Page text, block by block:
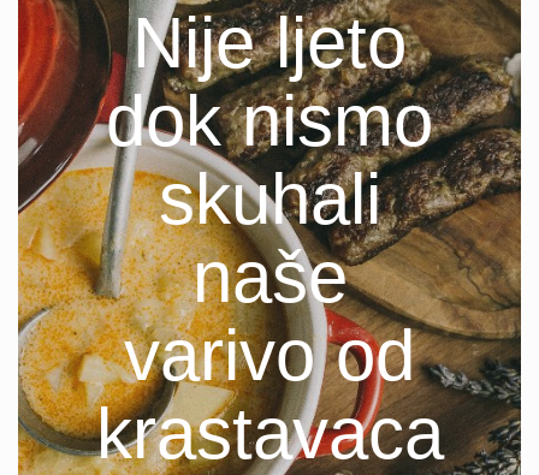
Nije ljeto
dok nismo
skuhali
naše
varivo od
krastavaca